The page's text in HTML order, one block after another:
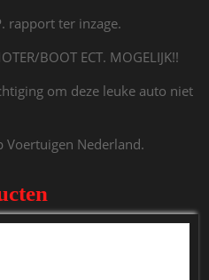
rapport ter inzage.
BOOT ECT. MOGELIJK!!
om deze leuke auto niet
Voertuigen Nederland.